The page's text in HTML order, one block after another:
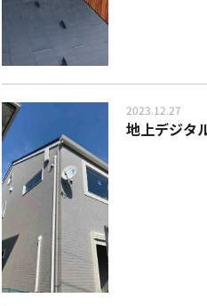
2023.12.27
地上デジタ